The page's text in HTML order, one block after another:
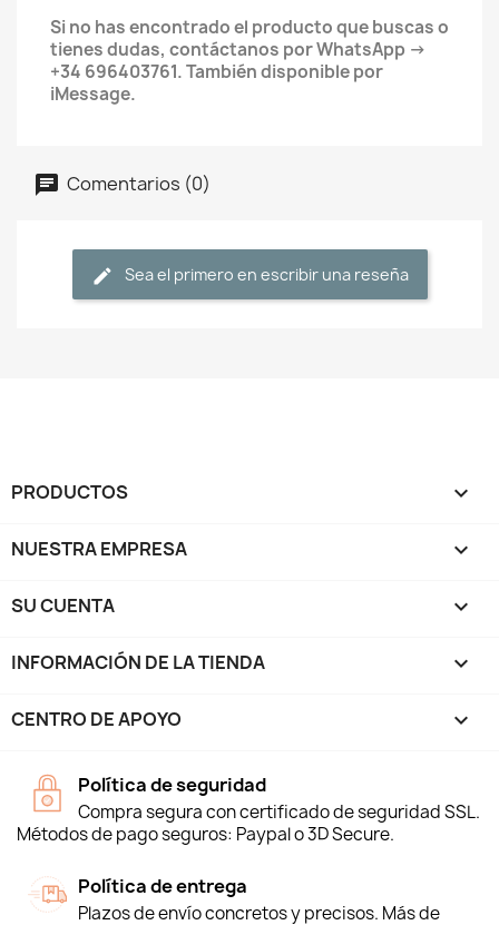
Si no has encontrado el producto que buscas o
tienes dudas, contáctanos por WhatsApp →
+34 696403761. También disponible por
iMessage.
Comentarios (0)
Sea el primero en escribir una reseña
PRODUCTOS 
NUESTRA EMPRESA 
SU CUENTA 
INFORMACIÓN DE LA TIENDA keyboard_arrow_down
CENTRO DE APOYO 
Política de seguridad
Compra segura con certificado de seguridad SSL.
Métodos de pago seguros: Paypal o 3D Secure.
Política de entrega
Plazos de envío concretos y precisos. Más de